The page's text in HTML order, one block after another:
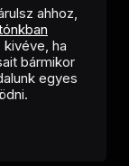
ahhoz,
ha
bármikor
egyes